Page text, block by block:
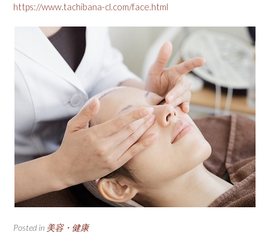
https://www.tachibana-cl.com/face.html
Posted in 美容・健康